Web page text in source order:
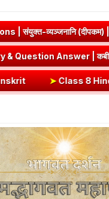
(दीपकम) |
Summary & Question
➤Class 8 Hindi Malhar